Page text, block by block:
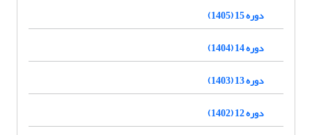
دوره 15 (1405)
دوره 14 (1404)
دوره 13 (1403)
دوره 12 (1402)